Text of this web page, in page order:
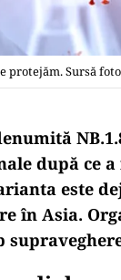
protejăm. Sursă
după ce
este
în Asia.